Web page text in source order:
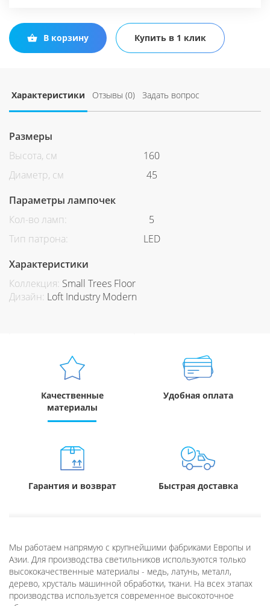
В корзину Купить в 1 клик
Характеристики Отзывы (0) Задать вопрос
Размеры
Высота, см
160
Диаметр, см
45
Параметры лампочек
Кол-во ламп:
5
Тип патрона:
LED
Характеристики
Коллекция: Small Trees Floor
Дизайн: Loft Industry Modern
Качественные
материалы
Удобная оплата
Гарантия и возврат Быстрая доставка
Мы работаем напрямую с крупнейшими фабриками Европы и
Азии. Для производства светильников используются только
высококачественные материалы - медь, латунь, металл,
дерево, хрусталь машинной обработки, ткани. На всех этапах
производства используется современное высокоточное